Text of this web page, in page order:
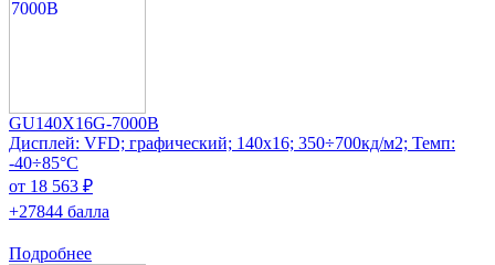
GU140X16G-7000B
Дисплей: VFD; графический; 140x16; 350÷700кд/м2; Темп:
-40÷85°C
от 18 563 ₽
+27844 балла
Подробнее